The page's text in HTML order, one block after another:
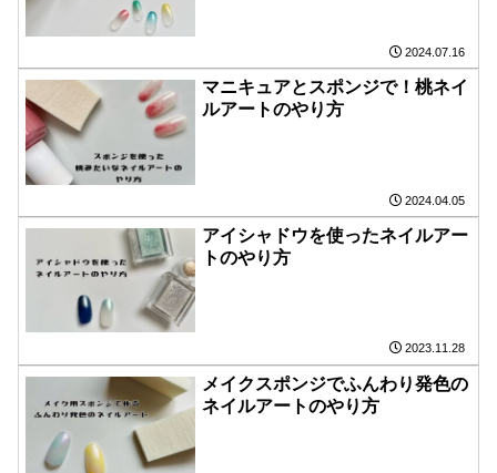
2024.07.16
マニキュアとスポンジで！桃ネイ
ルアートのやり方
2024.04.05
アイシャドウを使ったネイルアー
トのやり方
2023.11.28
メイクスポンジでふんわり発色の
ネイルアートのやり方